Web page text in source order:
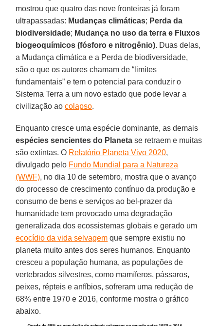
mostrou que quatro das nove fronteiras já foram
ultrapassadas: Mudanças climáticas; Perda da
biodiversidade; Mudança no uso da terra e Fluxos
biogeoquímicos (fósforo e nitrogênio). Duas delas,
a Mudança climática e a Perda de biodiversidade,
são o que os autores chamam de “limites
fundamentais” e tem o potencial para conduzir o
Sistema Terra a um novo estado que pode levar a
civilização aocolapso.
Enquanto cresce uma espécie dominante, as demais
espécies sencientes do Planeta se retraem e muitas
são extintas. O Relatório Planeta Vivo 2020,
divulgado pelo Fundo Mundial para a Natureza
(WWF), no dia 10 de setembro, mostra que o avanço
do processo de crescimento contínuo da produção e
consumo de bens e serviços ao bel-prazer da
humanidade tem provocado uma degradação
generalizada dos ecossistemas globais e gerado um
ecocídio da vida selvagem que sempre existiu no
planeta muito antes dos seres humanos. Enquanto
cresceu a população humana, as populações de
vertebrados silvestres, como mamíferos, pássaros,
peixes, répteis e anfíbios, sofreram uma redução de
68% entre 1970 e 2016, conforme mostra o gráfico
abaixo.